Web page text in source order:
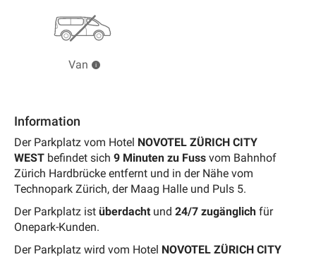
Van
Information
Der Parkplatz vom Hotel NOVOTEL ZÜRICH CITY
WEST befindet sich 9 Minuten zu Fuss vom Bahnhof
Zürich Hardbrücke entfernt und in der Nähe vom
Technopark Zürich, der Maag Halle und Puls 5.
Der Parkplatz ist überdacht und 24/7 zugänglich für
Onepark-Kunden.
Der Parkplatz wird vom Hotel NOVOTEL ZÜRICH CITY